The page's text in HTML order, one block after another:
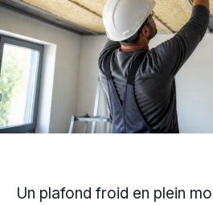
Un plafond froid en plein